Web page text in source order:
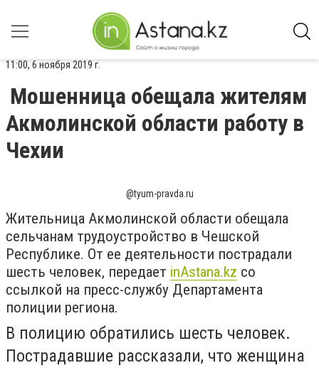
11:00, 6 ноября 2019 г.
Мошенница обещала жителям
Акмолинской области работу в
Чехии
@tyum-pravda.ru
Жительница Акмолинской области обещала
сельчанам трудоустройство в Чешской
Республике. От ее деятельности пострадали
шесть человек, передает inAstana.kz со
ссылкой на пресс-службу Департамента
полиции региона.
В полицию обратились шесть человек.
Пострадавшие рассказали, что женщина